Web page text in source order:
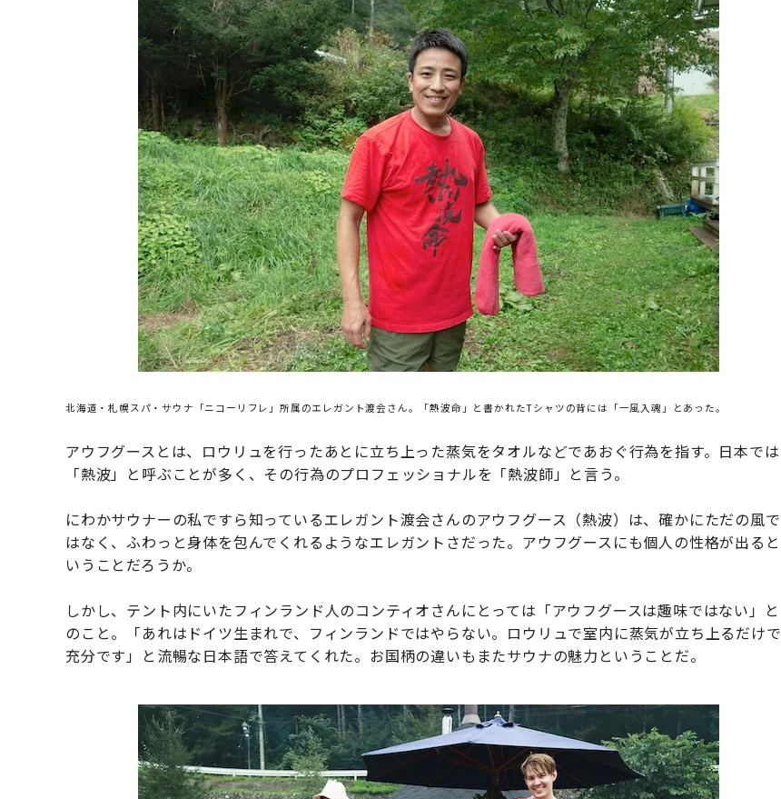
北海道・札幌スパ・サウナ「ニコーリフレ」所属のエレガント渡会さん。「熱波命」と書かれたTシャツの背には「一風入魂」とあった。
アウフグースとは、ロウリュを行ったあとに立ち上った蒸気をタオルなどであおぐ行為を指す。日本では
「熱波」と呼ぶことが多く、その行為のプロフェッショナルを「熱波師」と言う。
にわかサウナーの私ですら知っているエレガント渡会さんのアウフグース（熱波）は、確かにただの風で
はなく、ふわっと身体を包んでくれるようなエレガントさだった。アウフグースにも個人の性格が出ると
いうことだろうか。
しかし、テント内にいたフィンランド人のコンティオさんにとっては「アウフグースは趣味ではない」と
のこと。「あれはドイツ生まれで、フィンランドではやらない。ロウリュで室内に蒸気が立ち上るだけで
充分です」と流暢な日本語で答えてくれた。お国柄の違いもまたサウナの魅力ということだ。